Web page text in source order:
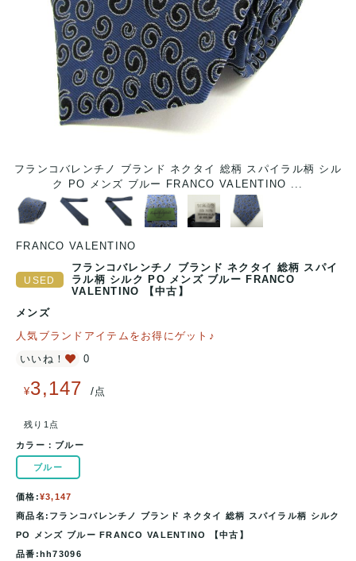
フランコバレンチノ ブランド ネクタイ 総柄 スパイラル柄 シル
ク PO メンズ ブルー FRANCO VALENTINO ...
FRANCO VALENTINO
フランコバレンチノ ブランド ネクタイ 総柄 スパイ
ラル柄 シルク PO メンズ ブルー FRANCO
VALENTINO 【中古】
メンズ
人気ブランドアイテムをお得にゲット♪
いいね！
0
¥3,147 /点
残り1点
カラー： ブルー
ブルー
価格:¥3,147
商品名:フランコバレンチノ ブランド ネクタイ 総柄 スパイラル柄 シルク
PO メンズ ブルー FRANCO VALENTINO 【中古】
品番:hh73096